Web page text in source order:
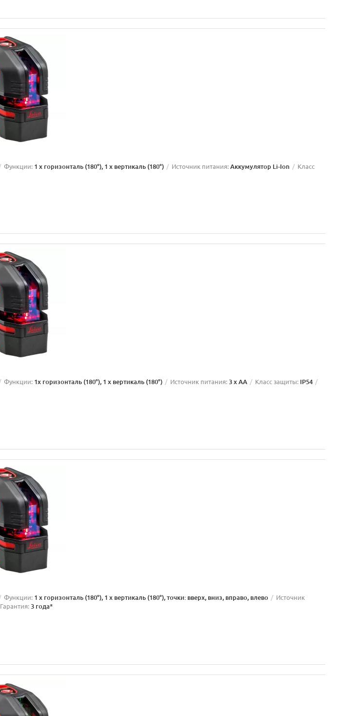
Функции: 1 x горизонталь (180°), 1 x вертикаль (180°) Источник питания: Аккумулятор Li-Ion
Класс
Функции: 1x горизонталь (180°), 1 x вертикаль (180°) Источник питания: 3 x AA Класс защиты: IP54
Функции: 1 x горизонталь (180°), 1 x вертикаль (180°), точки: вверх, вниз, вправо, влево
Источник
Гарантия: 3 года*